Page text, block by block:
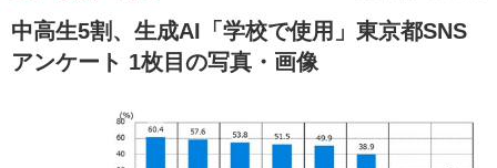
中高生5割、生成AI「学校で使用」東京都SNS
アンケート 1枚目の写真・画像